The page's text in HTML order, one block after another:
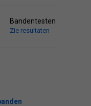
Bandentesten
Zie resultaten